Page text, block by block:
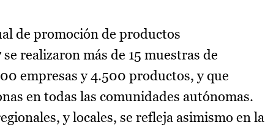
de promoción de productos
realizaron más de 15 muestras de
empresas y 4.500 productos, y que
en todas las comunidades autónomas.
y locales, se refleja asimismo en la